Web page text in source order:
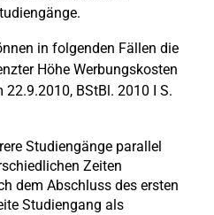
in folgenden Fällen die
Höhe Werbungskosten
BStBl. 2010 I S.
Studiengänge parallel
Zeiten
dem Abschluss des ersten
Studiengang als